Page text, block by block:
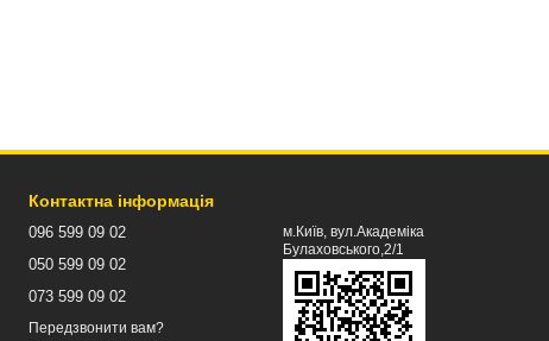
Контактна інформація
096 599 09 02
050 599 09 02
073 599 09 02
Передзвонити вам?
м.Київ, вул.Академіка
Булаховського,2/1